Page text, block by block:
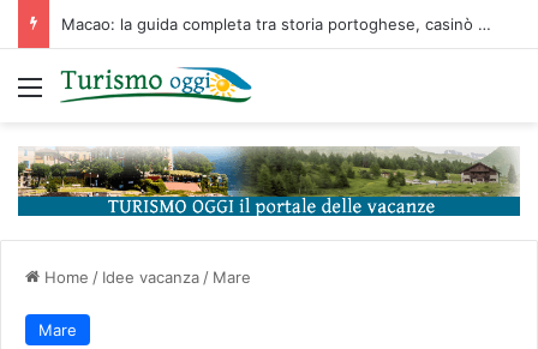
Macao: la guida completa tra storia portoghese, casinò futuristici e cucina unica d’Asia
Menu
Home / Idee vacanza / Mare
Mare